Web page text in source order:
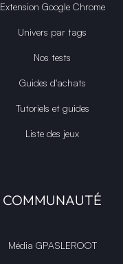
Extension Google Chrome
Univers par tags
Nos tests
Guides d'achats
Tutoriels et guides
Liste des jeux
COMMUNAUTÉ
Média GPASLEROOT